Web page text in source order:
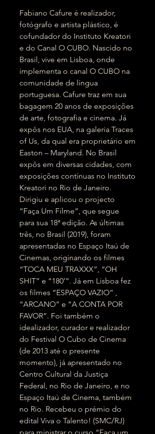
Fabiano Cafure é realizador,
fotógrafo e artista plástico, é
cofundador do Instituto Kreatori
e do Canal O CUBO. Nascido no
Brasil, vive em Lisboa, onde
implementa o canal O CUBO na
comunidade de língua
portuguesa. Cafure traz em sua
bagagem 20 anos de exposições
de arte, fotografia e cinema. Já
expôs nos EUA, na galeria Traces
of Us, da qual era proprietário em
Easton – Maryland. No Brasil
expôs em diversas cidades, com
exposições contínuas no Instituto
Kreatori no Rio de Janeiro.
Dirigiu e aplicou o projecto
“Faça Um Filme”, que segue
para sua 18ª edição. As últimas
três, no Brasil (2019), foram
apresentadas no Espaço Itaú de
Cinemas, originando os filmes
“TOCA MEU TRAXXX”, “OH
SHIT” e “180’”. Já em Lisboa fez
os filmes “ESPAÇO VAZIO” ,
“ARCANO” e “A CONTA POR
FAVOR”. Foi também o
idealizador, curador e realizador
do Festival O Cubo de Cinema
(de 2013 até o presente
momento), já apresentado no
Centro Cultural da Justiça
Federal, no Rio de Janeiro, e no
Espaço Itaú de Cinema, também
no Rio. Recebeu o prémio do
edital Viva o Talento! (SMC/RJ)